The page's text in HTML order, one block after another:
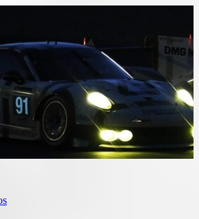
y pruebas de Automóviles